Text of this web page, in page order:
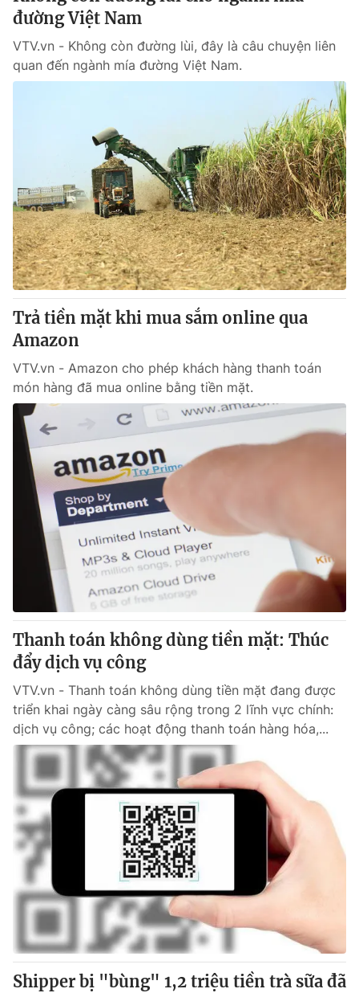
đường Việt Nam
VTV.vn - Không còn đường lùi, đây là câu chuyện liên
quan đến ngành mía đường Việt Nam.
Trả tiền mặt khi mua sắm online qua
Amazon
VTV.vn - Amazon cho phép khách hàng thanh toán
món hàng đã mua online bằng tiền mặt.
Thanh toán không dùng tiền mặt: Thúc
đẩy dịch vụ công
VTV.vn - Thanh toán không dùng tiền mặt đang được
triển khai ngày càng sâu rộng trong 2 lĩnh vực chính:
dịch vụ công; các hoạt động thanh toán hàng hóa,...
Shipper bị "bùng" 1,2 triệu tiền trà sữa đã